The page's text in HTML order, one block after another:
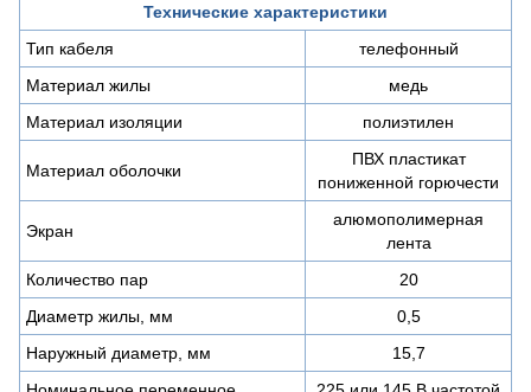
Технические характеристики
Тип кабеля
телефонный
Материал жилы
медь
Материал изоляции
полиэтилен
Материал оболочки
ПВХ пластикат
пониженной горючести
Экран
алюмополимерная
лента
Количество пар
20
Диаметр жилы, мм
0,5
Наружный диаметр, мм
15,7